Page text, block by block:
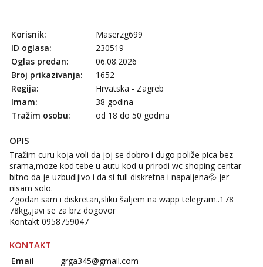
Korisnik:
Maserzg699
ID oglasa:
230519
Oglas predan:
06.08.2026
Broj prikazivanja:
1652
Regija:
Hrvatska - Zagreb
Imam:
38 godina
Tražim osobu:
od 18 do 50 godina
OPIS
Tražim curu koja voli da joj se dobro i dugo poliže pica bez
srama,moze kod tebe u autu kod u prirodi wc shoping centar
bitno da je uzbudljivo i da si full diskretna i napaljena💦 jer
nisam solo.
Zgodan sam i diskretan,sliku šaljem na wapp telegram..178
78kg.,javi se za brz dogovor
Kontakt 0958759047
KONTAKT
Email
grga345@gmail.com